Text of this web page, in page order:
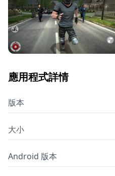
應用程式詳情
版本
大小
Android 版本